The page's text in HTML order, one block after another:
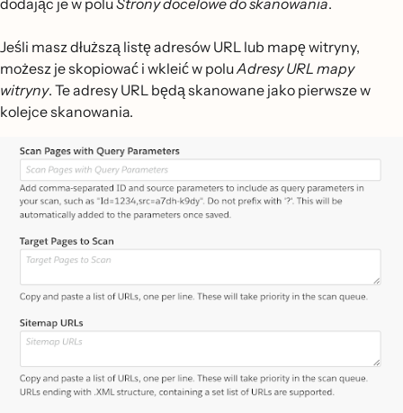
Jeśli masz dłuższą listę adresów URL lub mapę witryny,
możesz je skopiować i wkleić w poluAdresy URL mapy
witryny. Te adresy URL będą skanowane jako pierwsze w
kolejce skanowania.